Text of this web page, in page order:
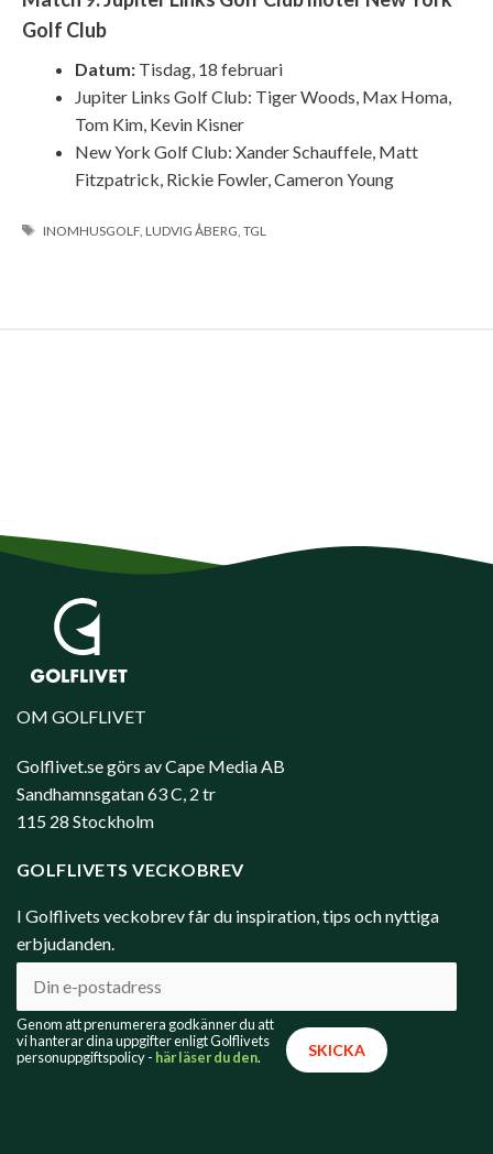
Golf Club
Datum: Tisdag, 18 februari
Jupiter Links Golf Club: Tiger Woods, Max Homa,
Tom Kim, Kevin Kisner
New York Golf Club: Xander Schauffele, Matt
Fitzpatrick, Rickie Fowler, Cameron Young
ETIKETTER
INOMHUSGOLF ,LUDVIG ÅBERG ,TGL
OM GOLFLIVET
Golflivet.se görs av Cape Media AB
Sandhamnsgatan 63 C, 2 tr
115 28 Stockholm
GOLFLIVETS VECKOBREV
I Golflivets veckobrev får du inspiration, tips och nyttiga
erbjudanden.
Genom att prenumerera godkänner du att
vi hanterar dina uppgifter enligt Golflivets
personuppgiftspolicy - här läser du den.